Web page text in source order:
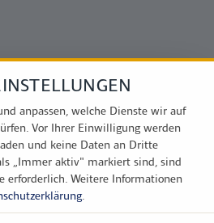
anpassen, welche Dienste wir auf
Vor Ihrer Einwilligung werden
und keine Daten an Dritte
„Immer aktiv" markiert sind, sind
erforderlich. Weitere Informationen
.